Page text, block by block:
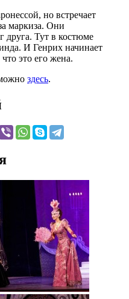
но встречает
маркиза. Они
друга. Тут в костюме
И Генрих начинает
это его жена.
здесь.